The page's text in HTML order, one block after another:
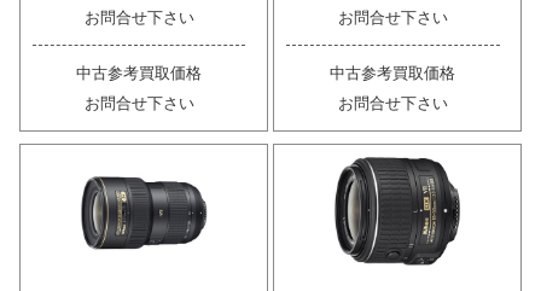
お問合せ下さい
中古参考買取価格
お問合せ下さい
お問合せ下さい
中古参考買取価格
お問合せ下さい